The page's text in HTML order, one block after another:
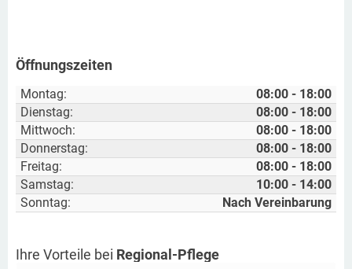
Öffnungszeiten
Montag:
08:00 - 18:00
Dienstag:
08:00 - 18:00
Mittwoch:
08:00 - 18:00
Donnerstag:
08:00 - 18:00
Freitag:
08:00 - 18:00
Samstag:
10:00 - 14:00
Sonntag:
Nach Vereinbarung
Ihre Vorteile bei Regional-Pflege